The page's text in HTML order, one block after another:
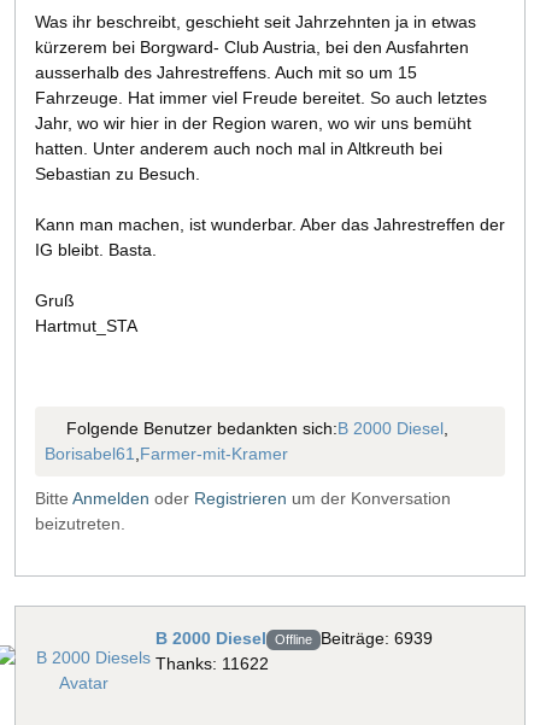
Was ihr beschreibt, geschieht seit Jahrzehnten ja in etwas
kürzerem bei Borgward- Club Austria, bei den Ausfahrten
ausserhalb des Jahrestreffens. Auch mit so um 15
Fahrzeuge. Hat immer viel Freude bereitet. So auch letztes
Jahr, wo wir hier in der Region waren, wo wir uns bemüht
hatten. Unter anderem auch noch mal in Altkreuth bei
Sebastian zu Besuch.
Kann man machen, ist wunderbar. Aber das Jahrestreffen der
IG bleibt. Basta.
Gruß
Hartmut_STA
Folgende Benutzer bedankten sich:B 2000 Diesel,
Borisabel61 Farmer-mit-Kramer
Bitte Anmelden oder Registrieren um der Konversation
beizutreten.
B 2000 Diesel Offline Beiträge: 6939
Thanks: 11622